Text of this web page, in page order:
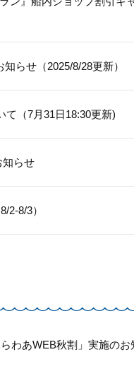
らせ（2025/8/28更新）
て（7月31日18:30更新)
らせ
2-8/3）
わあWEB秋割」実施のお